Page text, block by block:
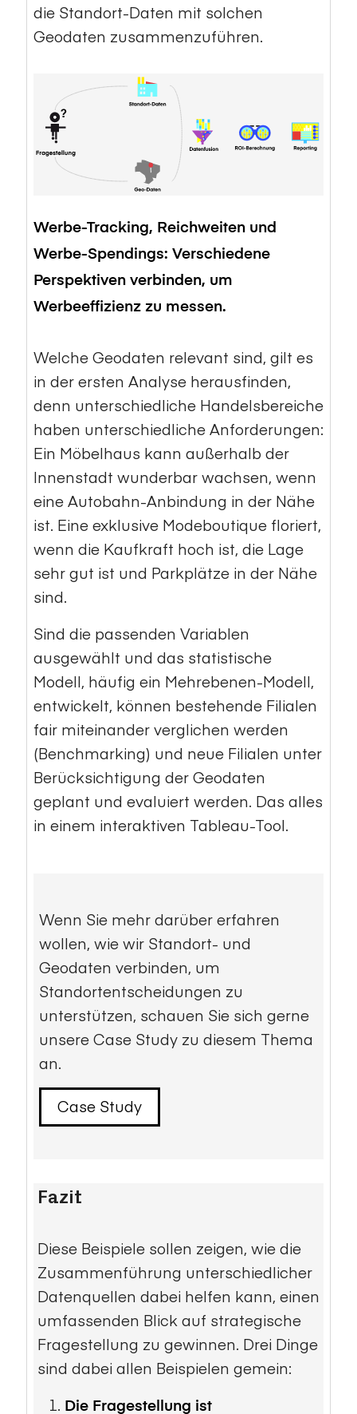
die Standort-Daten mit solchen
Geodaten zusammenzuführen.
Werbe-Tracking, Reichweiten und
Werbe-Spendings: Verschiedene
Perspektiven verbinden, um
Werbeeffizienz zu messen.
Welche Geodaten relevant sind, gilt es
in der ersten Analyse herausfinden,
denn unterschiedliche Handelsbereiche
haben unterschiedliche Anforderungen:
Ein Möbelhaus kann außerhalb der
Innenstadt wunderbar wachsen, wenn
eine Autobahn-Anbindung in der Nähe
ist. Eine exklusive Modeboutique floriert,
wenn die Kaufkraft hoch ist, die Lage
sehr gut ist und Parkplätze in der Nähe
sind.
Sind die passenden Variablen
ausgewählt und das statistische
Modell, häufig ein Mehrebenen-Modell,
entwickelt, können bestehende Filialen
fair miteinander verglichen werden
(Benchmarking) und neue Filialen unter
Berücksichtigung der Geodaten
geplant und evaluiert werden. Das alles
in einem interaktiven Tableau-Tool.
Wenn Sie mehr darüber erfahren
wollen, wie wir Standort- und
Geodaten verbinden, um
Standortentscheidungen zu
unterstützen, schauen Sie sich gerne
unsere Case Study zu diesem Thema
an.
Case Study
Fazit
Diese Beispiele sollen zeigen, wie die
Zusammenführung unterschiedlicher
Datenquellen dabei helfen kann, einen
umfassenden Blick auf strategische
Fragestellung zu gewinnen. Drei Dinge
sind dabei allen Beispielen gemein:
Die Fragestellung ist